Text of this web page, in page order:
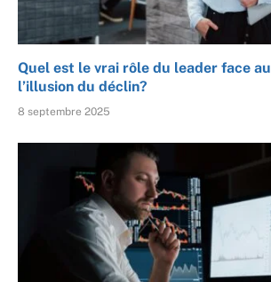
Quel est le vrai rôle du leader face
l’illusion du déclin?
8 septembre 2025